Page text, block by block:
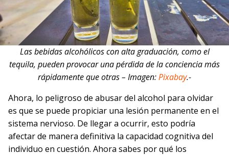
Las bebidas alcohólicos con alta graduación, como el
tequila, pueden provocar una pérdida de la conciencia más
rápidamente que otras – Imagen:Pixabay.-
Ahora, lo peligroso de abusar del alcohol para olvidar
es que se puede propiciar una lesión permanente en el
sistema nervioso. De llegar a ocurrir, esto podría
afectar de manera definitiva la capacidad cognitiva del
individuo en cuestión. Ahora sabes por qué los